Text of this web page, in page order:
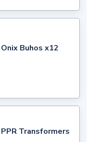
Buhos x12
Transformers